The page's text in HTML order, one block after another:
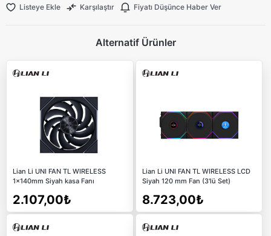
Listeye Ekle Karşılaştır Fiyatı Düşünce Haber Ver
Alternatif Ürünler
Lian Li UNI FAN TL WIRELESS
1x140mm Siyah kasa Fanı
2.107,00₺
Lian Li UNI FAN TL WIRELESS LCD
Siyah 120 mm Fan (3'lü Set)
8.723,00₺